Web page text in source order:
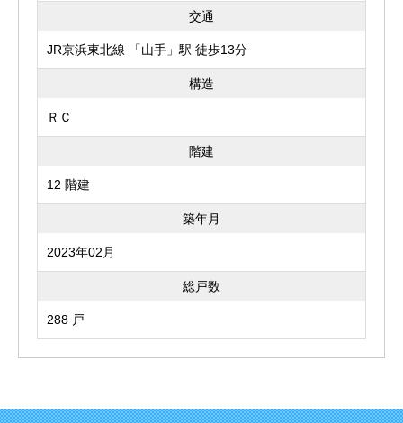
交通
JR京浜東北線 「山手」駅 徒歩13分
構造
ＲＣ
階建
12 階建
築年月
2023年02月
総戸数
288 戸